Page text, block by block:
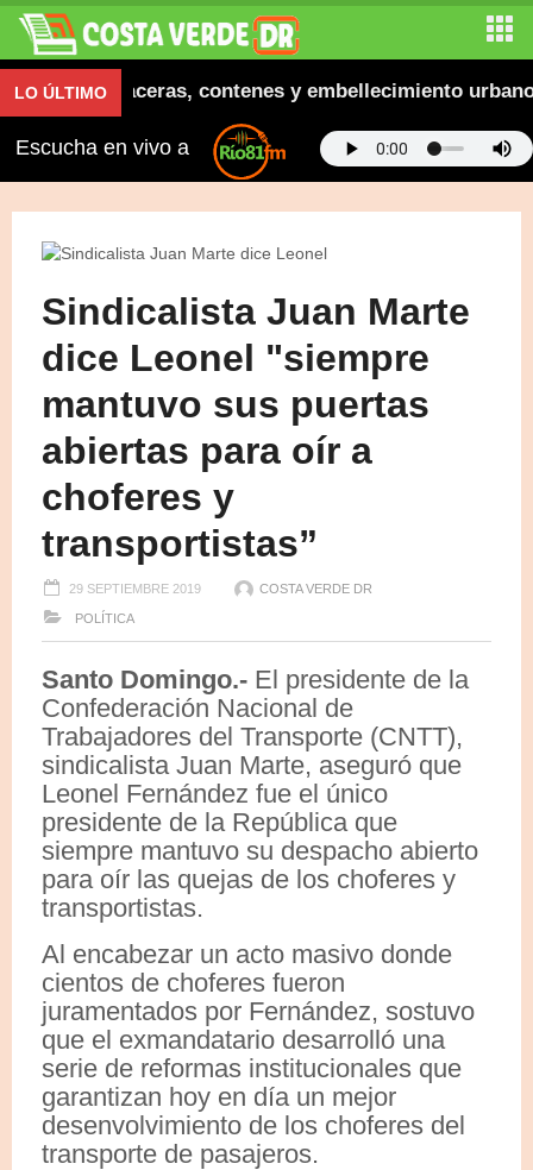
LO ÚLTIMOaceras, contenes y embellecimiento urbano
Escucha en vivo a
Sindicalista Juan Marte
dice Leonel "siempre
mantuvo sus puertas
abiertas para oír a
choferes y
transportistas”
29 SEPTIEMBRE 2019 COSTA VERDE DR
POLÍTICA
Santo Domingo.- El presidente de la
Confederación Nacional de
Trabajadores del Transporte (CNTT),
sindicalista Juan Marte, aseguró que
Leonel Fernández fue el único
presidente de la República que
siempre mantuvo su despacho abierto
para oír las quejas de los choferes y
transportistas.
Al encabezar un acto masivo donde
cientos de choferes fueron
juramentados por Fernández, sostuvo
que el exmandatario desarrolló una
serie de reformas institucionales que
garantizan hoy en día un mejor
desenvolvimiento de los choferes del
transporte de pasajeros.